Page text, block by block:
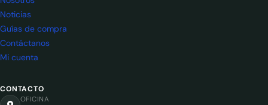
Noticias
Guías de compra
Contáctanos
Mi cuenta
CONTACTO
OFICINA